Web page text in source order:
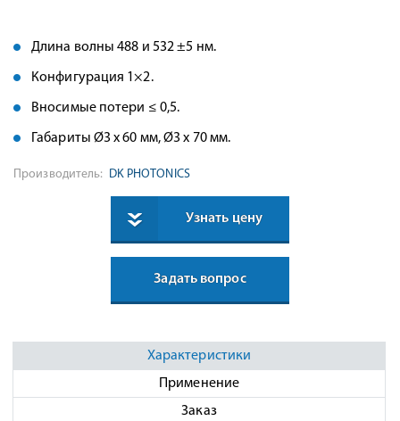
Длина волны 488 и 532 ±5 нм.
Конфигурация 1×2.
Вносимые потери ≤ 0,5.
Габариты Ø3 x 60 мм, Ø3 x 70 мм.
Производитель: DK PHOTONICS
Узнать цену
Задать вопрос
Характеристики
Применение
Заказ